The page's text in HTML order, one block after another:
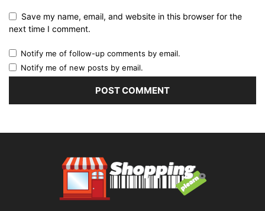
Save my name, email, and website in this browser for the
next time I comment.
Notify me of follow-up comments by email.
Notify me of new posts by email.